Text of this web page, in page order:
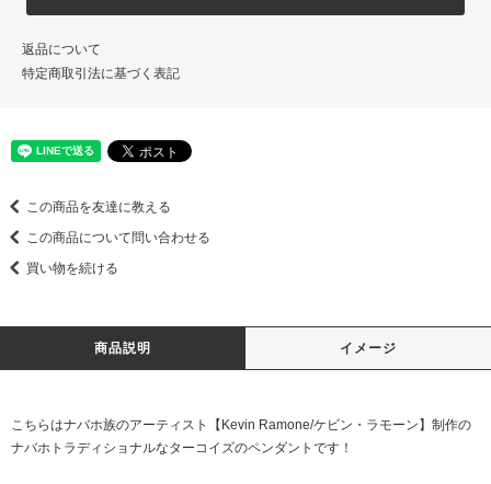
返品について
特定商取引法に基づく表記
この商品を友達に教える
この商品について問い合わせる
買い物を続ける
商品説明 イメージ
こちらはナバホ族のアーティスト【Kevin Ramone/ケビン・ラモーン】制作の
ナバホトラディショナルなターコイズのペンダントです！